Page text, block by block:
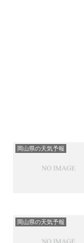
岡山県の天気予報
岡山県の天気予報